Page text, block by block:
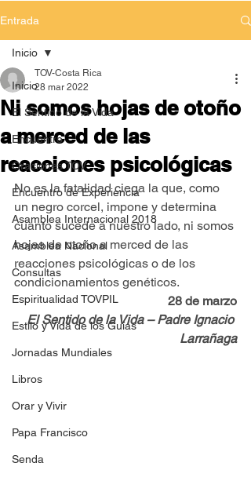
Entrada
Inicio
El Sentido de la Vida
Encuentro
Oraciones TOV
Encuentro de Experiencia
Asamblea Internacional 2018
Asamblea Nacional
Consultas
Espiritualidad TOVPIL
Estilo y Vida de los Guías
Jornadas Mundiales
Libros
Orar y Vivir
Papa Francisco
Senda
Inicio
Ni somos hojas de otoño
a merced de las
reacciones psicológicas
TOV-Costa Rica
28 mar 2022
No es la fatalidad ciega la que, como
un negro corcel, impone y determina
cuanto sucede a nuestro lado, ni somos
hojas de otoño a merced de las
reacciones psicológicas o de los
condicionamientos genéticos.
28 de marzo
El Sentido de la Vida – Padre Ignacio
Larrañaga